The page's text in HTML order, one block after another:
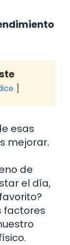
esas
mejorar.
de
el día,
factores